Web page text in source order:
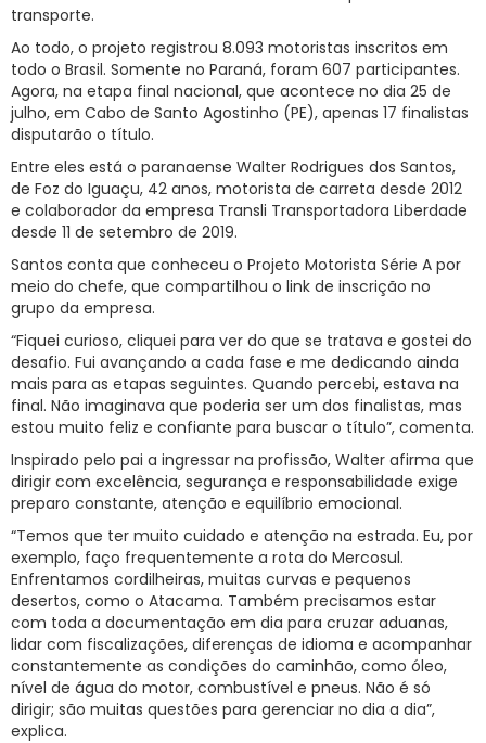
transporte.
Ao todo, o projeto registrou 8.093 motoristas inscritos em
todo o Brasil. Somente no Paraná, foram 607 participantes.
Agora, na etapa final nacional, que acontece no dia 25 de
julho, em Cabo de Santo Agostinho (PE), apenas 17 finalistas
disputarão o título.
Entre eles está o paranaense Walter Rodrigues dos Santos,
de Foz do Iguaçu, 42 anos, motorista de carreta desde 2012
e colaborador da empresa Transli Transportadora Liberdade
desde 11 de setembro de 2019.
Santos conta que conheceu o Projeto Motorista Série A por
meio do chefe, que compartilhou o link de inscrição no
grupo da empresa.
“Fiquei curioso, cliquei para ver do que se tratava e gostei do
desafio. Fui avançando a cada fase e me dedicando ainda
mais para as etapas seguintes. Quando percebi, estava na
final. Não imaginava que poderia ser um dos finalistas, mas
estou muito feliz e confiante para buscar o título”, comenta.
Inspirado pelo pai a ingressar na profissão, Walter afirma que
dirigir com excelência, segurança e responsabilidade exige
preparo constante, atenção e equilíbrio emocional.
“Temos que ter muito cuidado e atenção na estrada. Eu, por
exemplo, faço frequentemente a rota do Mercosul.
Enfrentamos cordilheiras, muitas curvas e pequenos
desertos, como o Atacama. Também precisamos estar
com toda a documentação em dia para cruzar aduanas,
lidar com fiscalizações, diferenças de idioma e acompanhar
constantemente as condições do caminhão, como óleo,
nível de água do motor, combustível e pneus. Não é só
dirigir; são muitas questões para gerenciar no dia a dia”,
explica.